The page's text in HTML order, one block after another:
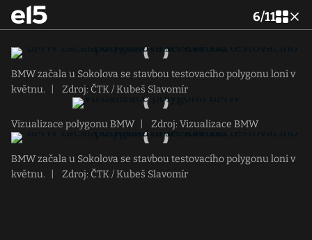
6/11
BMW začala u Sokolova se stavbou testovacího polygonu loni v
květnu.
Zdroj: ČTK / Kubeš Slavomír
Vizualizace polygonu BMW Zdroj: Vizualizace BMW
BMW začala u Sokolova se stavbou testovacího polygonu loni v
květnu.
Zdroj: ČTK / Kubeš Slavomír